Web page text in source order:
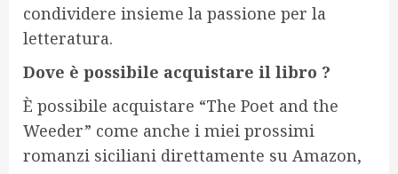
condividere insieme la passione per la
letteratura.
Dove è possibile acquistare il libro ?
È possibile acquistare “The Poet and the
Weeder” come anche i miei prossimi
romanzi siciliani direttamente su Amazon,